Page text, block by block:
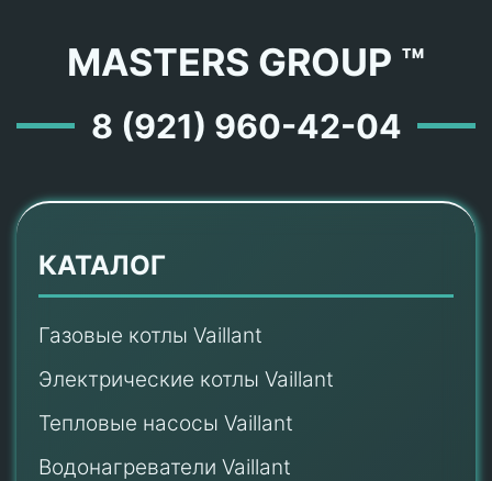
MASTERS GROUP ™
8 (921) 960-42-04
КАТАЛОГ
Газовые котлы Vaillant
Электрические котлы Vaillant
Тепловые насосы Vaillant
Водонагреватели Vaillant